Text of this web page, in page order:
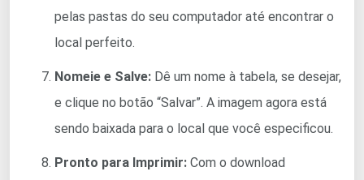
pelas pastas do seu computador até encontrar o
local perfeito.
Nomeie e Salve: Dê um nome à tabela, se desejar,
e clique no botão “Salvar”. A imagem agora está
sendo baixada para o local que você especificou.
Pronto para Imprimir: Com o download